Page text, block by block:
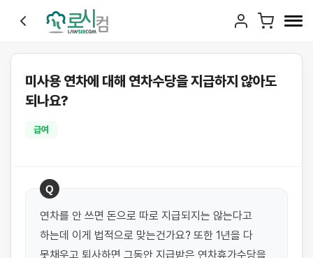
미사용 연차에 대해 연차수당을 지급하지 않아도
되나요?
급여
Q
연차를 안 쓰면 돈으로 따로 지급되지는 않는다고
하는데 이게 법적으로 맞는건가요? 또한 1년을 다
못채우고 퇴사하면 그동안 지급받은 연차휴가수당을